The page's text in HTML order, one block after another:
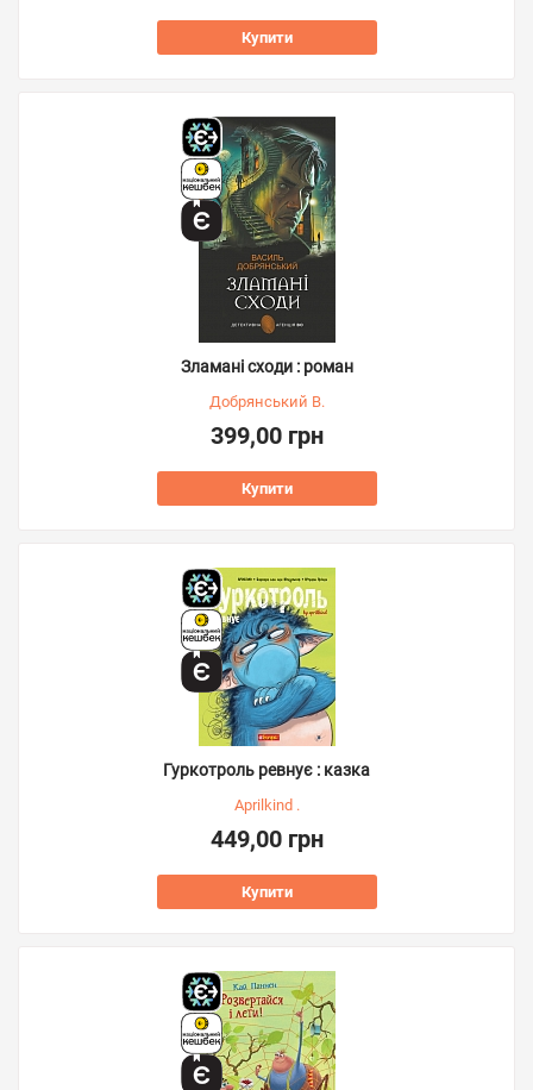
Купити
Зламані сходи : роман
Добрянський В.
399,00 грн
Купити
Гуркотроль ревнує : казка
Aprilkind .
449,00 грн
Купити